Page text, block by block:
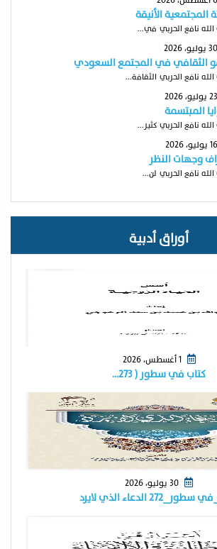
المجتمعية الأنيقة
نافع الحربي في...
الثقافي في المجتمع السعودي
نافع الحربي الثقافة...
المبتسمة
نافع الحربي كثير...
وجهات النظر
نافع الحربي لن...
أوراق أدبية
1 أغسطس، 2026
كتاب في سطور ( ٢٧٣…
الدعاء الذي لايرد